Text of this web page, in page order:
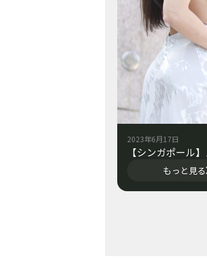
2023年6月17日
もっと見る